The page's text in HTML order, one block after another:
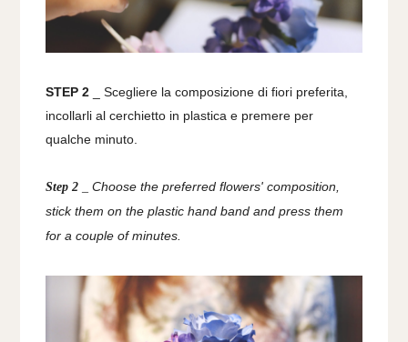
STEP 2 _ Scegliere la composizione di fiori preferita,
incollarli al cerchietto in plastica e premere per
qualche minuto.
Step 2 _Choose the preferred flowers' composition,
stick them on the plastic hand band and press them
for a couple of minutes.